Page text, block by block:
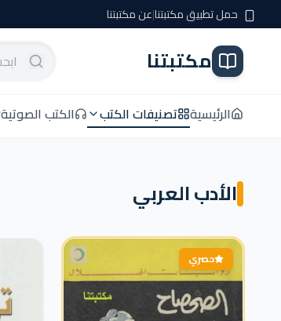
حمل تطبيق مكتبتنا|عن مكتبتنا
مكتبتنا
الرئيسية تصنيفات الكتب الكتب الصوتية
الأدب العربي
حصري